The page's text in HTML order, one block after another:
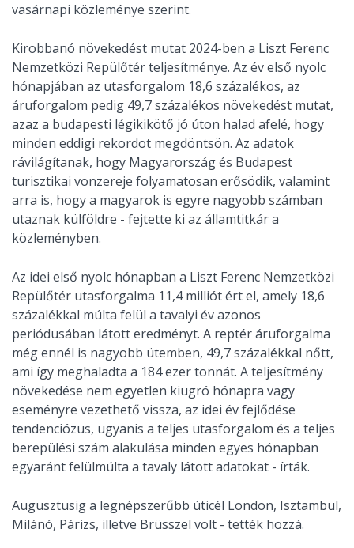
vasárnapi közleménye szerint.
Kirobbanó növekedést mutat 2024-ben a Liszt Ferenc
Nemzetközi Repülőtér teljesítménye. Az év első nyolc
hónapjában az utasforgalom 18,6 százalékos, az
áruforgalom pedig 49,7 százalékos növekedést mutat,
azaz a budapesti légikikötő jó úton halad afelé, hogy
minden eddigi rekordot megdöntsön. Az adatok
rávilágítanak, hogy Magyarország és Budapest
turisztikai vonzereje folyamatosan erősödik, valamint
arra is, hogy a magyarok is egyre nagyobb számban
utaznak külföldre - fejtette ki az államtitkár a
közleményben.
Az idei első nyolc hónapban a Liszt Ferenc Nemzetközi
Repülőtér utasforgalma 11,4 milliót ért el, amely 18,6
százalékkal múlta felül a tavalyi év azonos
periódusában látott eredményt. A reptér áruforgalma
még ennél is nagyobb ütemben, 49,7 százalékkal nőtt,
ami így meghaladta a 184 ezer tonnát. A teljesítmény
növekedése nem egyetlen kiugró hónapra vagy
eseményre vezethető vissza, az idei év fejlődése
tendenciózus, ugyanis a teljes utasforgalom és a teljes
berepülési szám alakulása minden egyes hónapban
egyaránt felülmúlta a tavaly látott adatokat - írták.
Augusztusig a legnépszerűbb úticél London, Isztambul,
Milánó, Párizs, illetve Brüsszel volt - tették hozzá.